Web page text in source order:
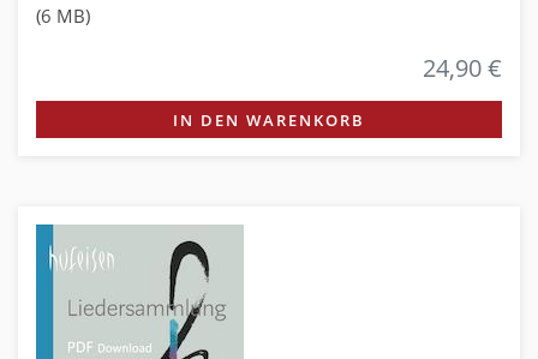
(6 MB)
24,90 €
IN DEN WARENKORB